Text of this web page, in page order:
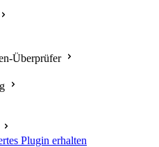
Überprüfer
Plugin erhalten